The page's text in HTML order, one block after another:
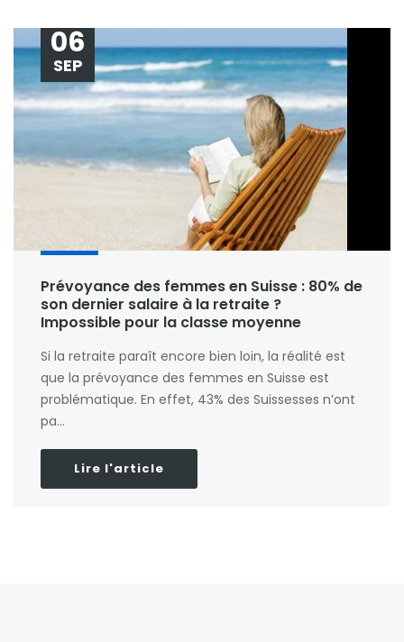
Prévoyance des femmes en Suisse : 80% de
son dernier salaire à la retraite ?
Impossible pour la classe moyenne
06
SEP
Si la retraite paraît encore bien loin, la réalité est
que la prévoyance des femmes en Suisse est
problématique. En effet, 43% des Suissesses n’ont
pa...
Lire l'article